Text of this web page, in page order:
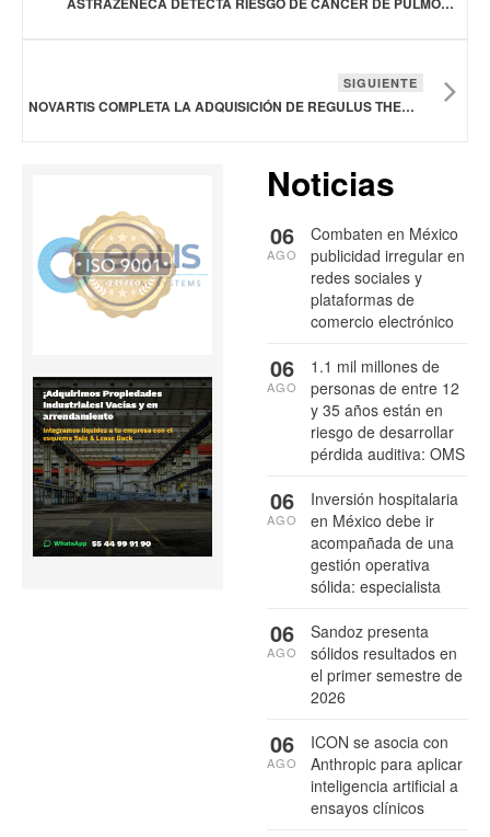
SIGUIENTE
NOVARTIS COMPLETA LA ADQUISICIÓN DE REGULUS THERAPEUTICS
Noticias
Combaten en México
publicidad irregular en
redes sociales y
plataformas de
comercio electrónico
06
AGO
1.1 mil millones de
personas de entre 12
y 35 años están en
riesgo de desarrollar
pérdida auditiva: OMS
06
AGO
Inversión hospitalaria
en México debe ir
acompañada de una
gestión operativa
sólida: especialista
06
AGO
Sandoz presenta
sólidos resultados en
el primer semestre de
2026
06
AGO
ICON se asocia con
Anthropic para aplicar
inteligencia artificial a
ensayos clínicos
06
AGO